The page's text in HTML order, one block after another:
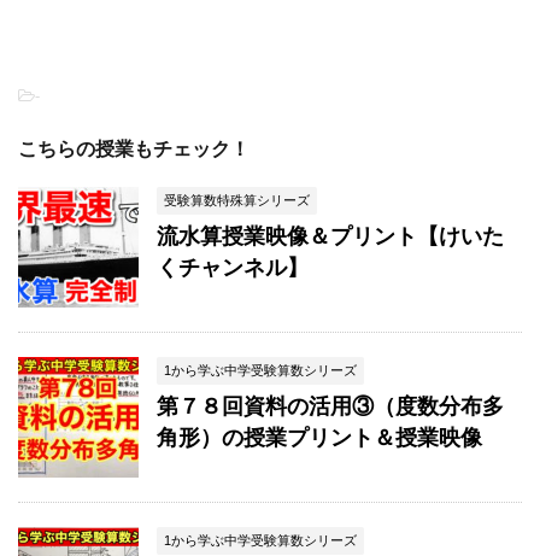
-
こちらの授業もチェック！
受験算数特殊算シリーズ
流水算授業映像＆プリント【けいた
くチャンネル】
1から学ぶ中学受験算数シリーズ
第７８回資料の活用③（度数分布多
角形）の授業プリント＆授業映像
1から学ぶ中学受験算数シリーズ